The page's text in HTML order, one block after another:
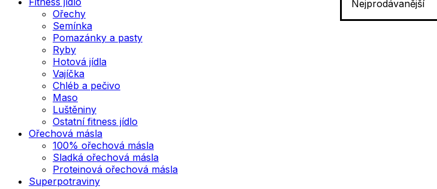
Nejprodávanější
Ořechy
Semínka
Pomazánky a pasty
Ryby
Hotová jídla
Vajíčka
Chléb a pečivo
Maso
Luštěniny
Ostatní fitness jídlo
Ořechová másla
100% ořechová másla
Sladká ořechová másla
Proteinová ořechová másla
Superpotraviny